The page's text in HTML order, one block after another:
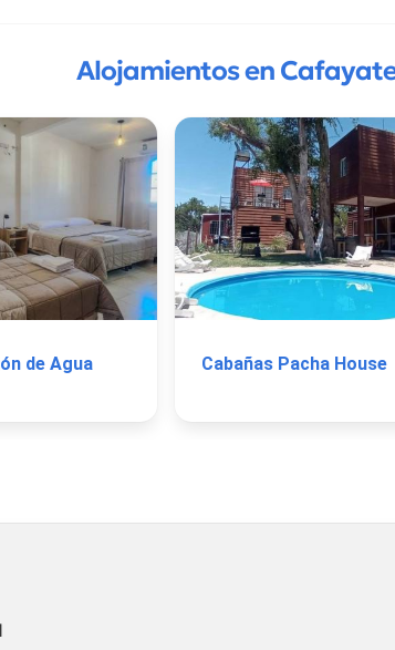
Alojamientos en
de Agua Cabañas Pacha House